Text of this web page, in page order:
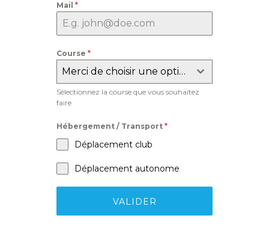
Mail *
Course *
Merci de choisir une option
Sélectionnez la course que vous souhaitez
faire
Hébergement / Transport *
Déplacement club
Déplacement autonome
VALIDER